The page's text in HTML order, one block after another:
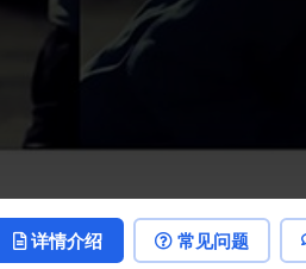
详情介绍 常见问题